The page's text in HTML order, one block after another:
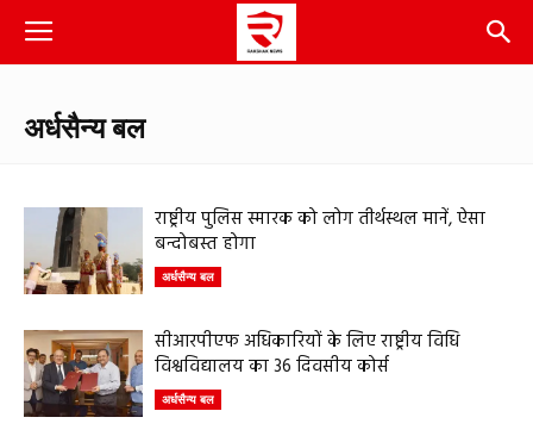
अर्धसैन्य बल
राष्ट्रीय पुलिस स्मारक को लोग तीर्थस्थल मानें, ऐसा
बन्दोबस्त होगा
अर्धसैन्य बल
सीआरपीएफ अधिकारियों के लिए राष्ट्रीय विधि
विश्वविद्यालय का 36 दिवसीय कोर्स
अर्धसैन्य बल